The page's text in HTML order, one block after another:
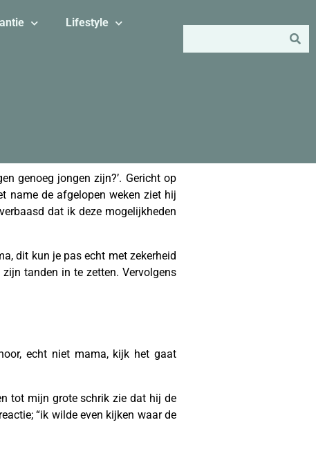
Lifestyle
genoeg jongen zijn?’. Gericht op
name de afgelopen weken ziet hij
dat ik deze mogelijkheden
dit kun je pas echt met zekerheid
tanden in te zetten. Vervolgens
echt niet mama, kijk het gaat
tot mijn grote schrik zie dat hij de
“ik wilde even kijken waar de